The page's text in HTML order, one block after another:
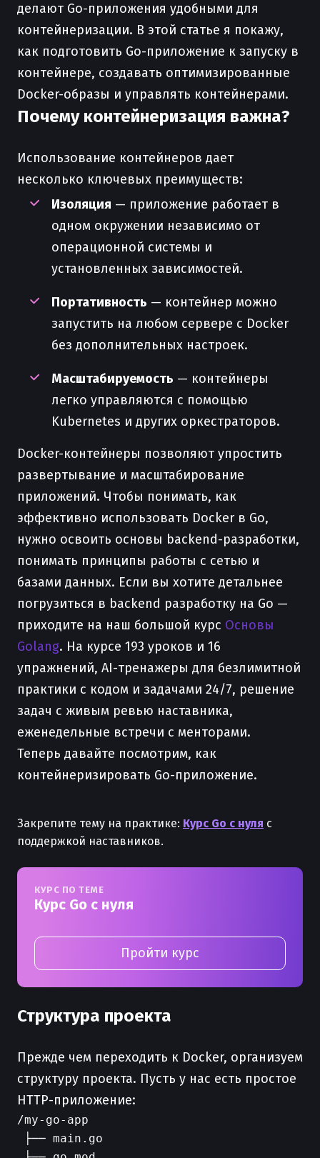
делают Go-приложения удобными для
контейнеризации. В этой статье я покажу,
как подготовить Go-приложение к запуску в
контейнере, создавать оптимизированные
Docker-образы и управлять контейнерами.
Почему контейнеризация важна?
Использование контейнеров дает
несколько ключевых преимуществ:
Изоляция — приложение работает в
одном окружении независимо от
операционной системы и
установленных зависимостей.
Портативность — контейнер можно
запустить на любом сервере с Docker
без дополнительных настроек.
Масштабируемость — контейнеры
легко управляются с помощью
Kubernetes и других оркестраторов.
Docker-контейнеры позволяют упростить
развертывание и масштабирование
приложений. Чтобы понимать, как
эффективно использовать Docker в Go,
нужно освоить основы backend-разработки,
понимать принципы работы с сетью и
базами данных. Если вы хотите детальнее
погрузиться в backend разработку на Go —
приходите на наш большой курс Основы
Golang. На курсе 193 уроков и 16
упражнений, AI-тренажеры для безлимитной
практики с кодом и задачами 24/7, решение
задач с живым ревью наставника,
еженедельные встречи с менторами.
Теперь давайте посмотрим, как
контейнеризировать Go-приложение.
Закрепите тему на практике: Курс Go с нуля с
поддержкой наставников.
КУРС ПО ТЕМЕ
Курс Go с нуля
Пройти курс
Структура проекта
Прежде чем переходить к Docker, организуем
структуру проекта. Пусть у нас есть простое
HTTP-приложение:
/my-go-app
├── main.go